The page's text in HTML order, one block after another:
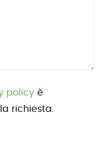
campo.
policy è
richiesta.